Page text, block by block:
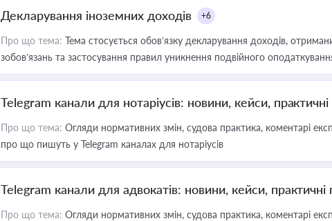
Декларування іноземних доходів +6
Про що тема: Тема стосується обов’язку декларування доходів,
зобов’язань та застосування правил уникнення подвійного
Telegram канали для нотаріусів: новини, кейси,
Про що тема: Огляди нормативних змін, судова практика, коментарі
про що пишуть у Telegram каналах для нотаріусів
Telegram канали для адвокатів: новини, кейси, практичні
Про що тема: Огляди нормативних змін, судова практика, коментарі